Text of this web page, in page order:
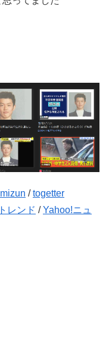
/togetter
レンド /Yahoo!ニュ